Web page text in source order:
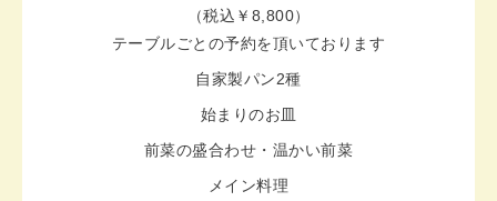
（税込￥8,800）
テーブルごとの予約を頂いております
自家製パン2種
始まりのお皿
前菜の盛合わせ・温かい前菜
メイン料理